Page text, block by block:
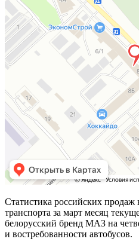
Статистика российских продаж
транспорта за март месяц
белорусский бренд МАЗ на
и востребованности автобусов.